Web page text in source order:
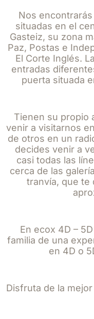
Nos
situadas en el
Gasteiz, su zona
Paz, Postas e
El Corte Inglés.
entradas
puerta situada
Tienen su propio
venir a visitarnos
de otros en un
decides venir a
casi todas las
cerca de las
tranvía, que te
En ecox 4D –
familia de una
en 4D o
Disfruta de la